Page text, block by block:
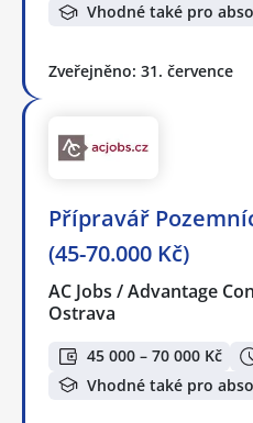
Vhodné také pro
Zveřejněno: 31. července
Přípravář
(45-70.000 Kč)
AC Jobs / Advantage
Ostrava
45 000 – 70 000 Kč
Vhodné také pro